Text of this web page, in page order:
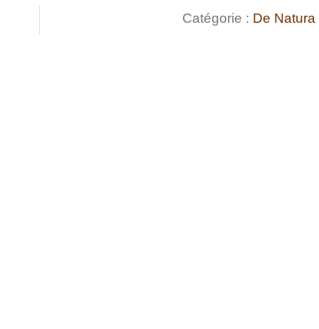
Catégorie : De Natura